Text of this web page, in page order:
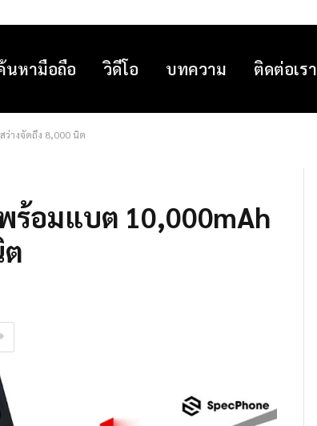
นหามือถือ วิดีโอ บทความ ติดต่อเรา
ว่างจัดถึง 8,000 นิต
ร้อมแบต 10,000mAh